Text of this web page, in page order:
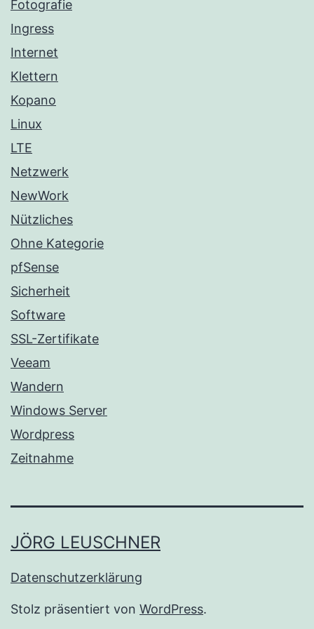
Fotografie
Ingress
Internet
Klettern
Kopano
Linux
LTE
Netzwerk
NewWork
Nützliches
Ohne Kategorie
pfSense
Sicherheit
Software
SSL-Zertifikate
Veeam
Wandern
Windows Server
Wordpress
Zeitnahme
JÖRG LEUSCHNER
Datenschutzerklärung
Stolz präsentiert von WordPress.